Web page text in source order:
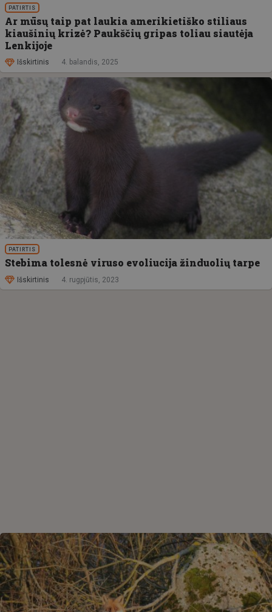
PATIRTIS
Ar mūsų taip pat laukia amerikietiško stiliaus
kiaušinių krizė? Paukščių gripas toliau siautėja
Lenkijoje
Išskirtinis 4. balandis, 2025
PATIRTIS
Stebima tolesnė viruso evoliucija žinduolių tarpe
Išskirtinis 4. rugpjūtis, 2023